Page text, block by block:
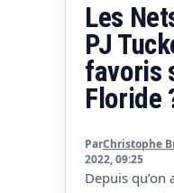
Les
PJ
favoris
Floride
ParChristophe
2022, 09:25
Depuis qu’on